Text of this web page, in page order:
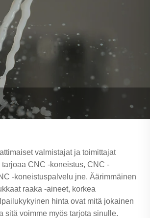
valmistajat ja toimittajat
tarjoaa CNC -koneistus, CNC -
-koneistuspalvelu jne. Äärimmäinen
raaka -aineet, korkea
hinta ovat mitä jokainen
sitä voimme myös tarjota sinulle.